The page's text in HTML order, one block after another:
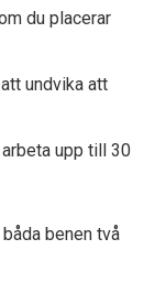
du placerar
undvika att
upp till 30
benen två